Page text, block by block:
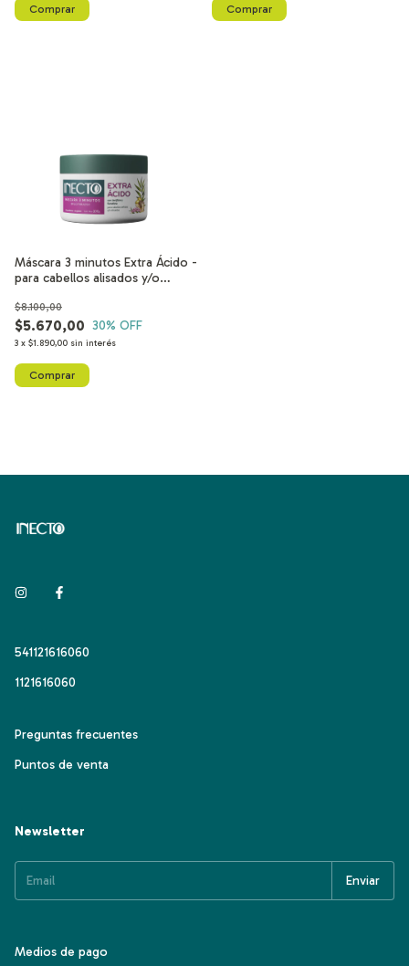
Máscara 3 minutos Extra Ácido -
para cabellos alisados y/o
$5.670,00
$8.100,00
30% OFF
3 x $1.890,00 sin interés
541121616060
1121616060
Preguntas frecuentes
Puntos de venta
Newsletter
Medios de pago